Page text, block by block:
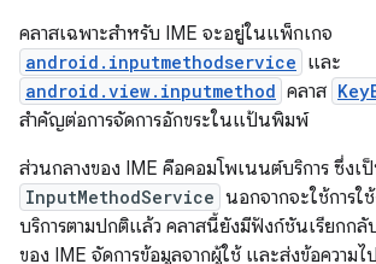
คลาสเฉพาะสำหรับ IME จะอยู่ในแพ็กเกจ
android.inputmethodservice และ
android.view.inputmethod คลาส
สำคัญต่อการจัดการอักขระในแป้นพิมพ์
ส่วนกลางของ IME คือคอมโพเนนต์บริการ ซึ่งเ
InputMethodService นอกจากจะใช้การใ
บริการตามปกติแล้ว คลาสนี้ยังมีฟังก์ชันเรียกกลั
ของ IME จัดการข้อมูลจากผู้ใช้ และส่งข้อความ